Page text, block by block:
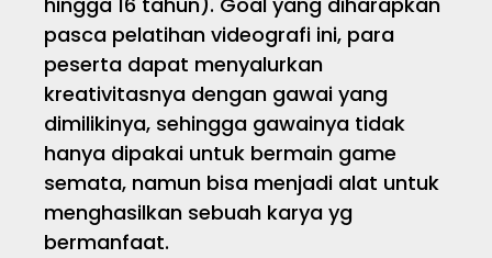
pasca pelatihan videografi ini, para
peserta dapat menyalurkan
kreativitasnya dengan gawai yang
dimilikinya, sehingga gawainya tidak
hanya dipakai untuk bermain game
semata, namun bisa menjadi alat untuk
menghasilkan sebuah karya yg
bermanfaat.